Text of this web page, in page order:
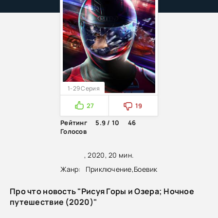
, 2020, 20 мин.
Жанр:
Приключение,Боевик
1-29 Серия
27
19
Рейтинг
5.9 / 10
46
Голосов
Про что новость "Рисуя Горы и Озера; Ночное
путешествие (2020)"